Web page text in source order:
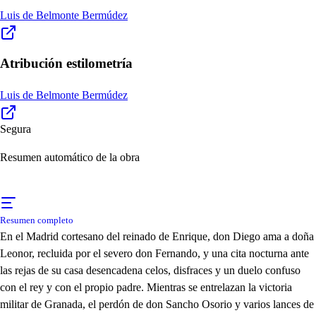
Luis de Belmonte Bermúdez
Atribución estilometría
Luis de Belmonte Bermúdez
Segura
Resumen automático de la obra
Resumen completo
En el Madrid cortesano del reinado de Enrique, don Diego ama a doña
Leonor, recluida por el severo don Fernando, y una cita nocturna ante
las rejas de su casa desencadena celos, disfraces y un duelo confuso
con el rey y con el propio padre. Mientras se entrelazan la victoria
militar de Granada, el perdón de don Sancho Osorio y varios lances de